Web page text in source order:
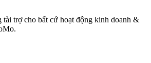
tài trợ cho bất cứ hoạt động kinh doanh &